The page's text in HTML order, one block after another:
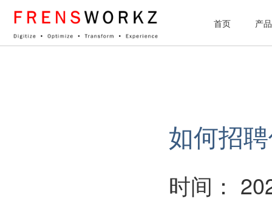
网站统计 首页 产品
如何招
时间：